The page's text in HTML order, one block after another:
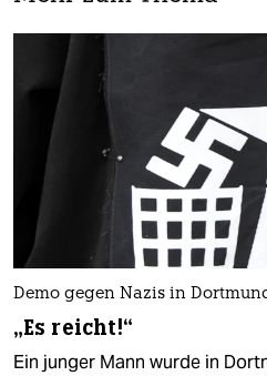
Demo gegen Nazis in
„Es reicht!“
Ein junger Mann wurde in